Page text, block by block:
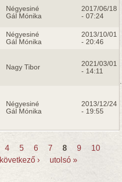
Négyesiné
Gál Mónika
2017/06/18
- 07:24
Négyesiné
Gál Mónika
2013/10/01
- 20:46
Nagy Tibor
2021/03/01
- 14:11
Négyesiné
Gál Mónika
2013/12/24
- 19:55
4 5 6 7 8 9
10
következő › utolsó »